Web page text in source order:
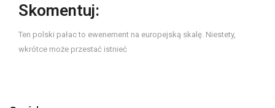
Skomentuj:
Ten polski pałac to ewenement na europejską skalę. Niestety,
wkrótce może przestać istnieć